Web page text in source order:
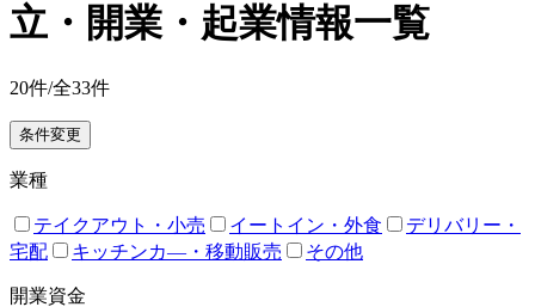
立・開業・起業情報一覧
20件/全33件
条件変更
業種
テイクアウト・小売 イートイン・外食
デリバリー・
宅配
キッチンカ―・移動販売 その他
開業資金